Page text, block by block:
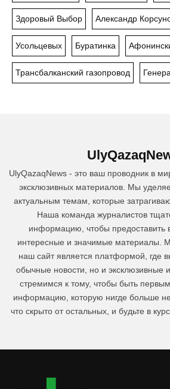
Здоровый Выбор Александр
Усольцевых Буратинка
Трансбалканский газопровод
UlyQazaqNews - это ваш проводник в
эксклюзивных материалов. Мы
актуальным темам, которые
Наша команда журналистов
информацию, чтобы предоставить
интересные и значимые материалы.
наш сайт является платформой, где
обычные новости, но и
стремимся к тому, чтобы быть
информацию, которую нигде больше не
что скрыто от остальных, и будьте в